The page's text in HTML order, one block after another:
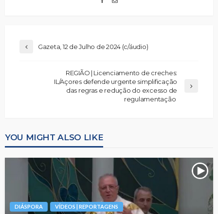
Gazeta, 12 de Julho de 2024 (c/áudio)
REGIÃO | Licenciamento de creches:
IL/Açores defende urgente simplificação
das regras e redução do excesso de
regulamentação
YOU MIGHT ALSO LIKE
DIÁSPORA VÍDEOS | REPORTAGENS